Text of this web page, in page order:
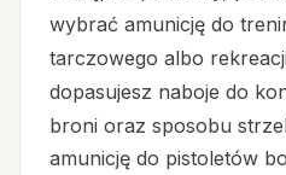
wybrać amunicję do
tarczowego albo
dopasujesz naboje do
broni oraz sposobu
amunicję do pistoletów